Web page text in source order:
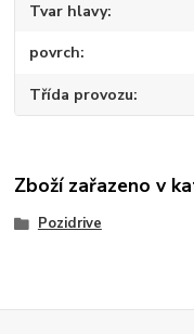
Tvar hlavy
povrch
Třída provozu
Zboží zařazeno v
Pozidrive